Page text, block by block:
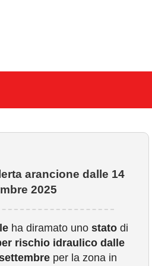
arancione dalle 14
2025
ha diramato uno statodi
rischio idraulico dalle
per la zona in